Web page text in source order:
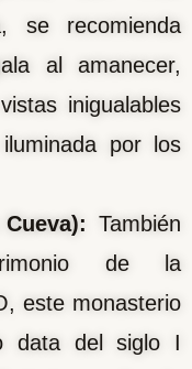
se recomienda
al amanecer,
inigualables
por los
También
de la
este monasterio
data del siglo I